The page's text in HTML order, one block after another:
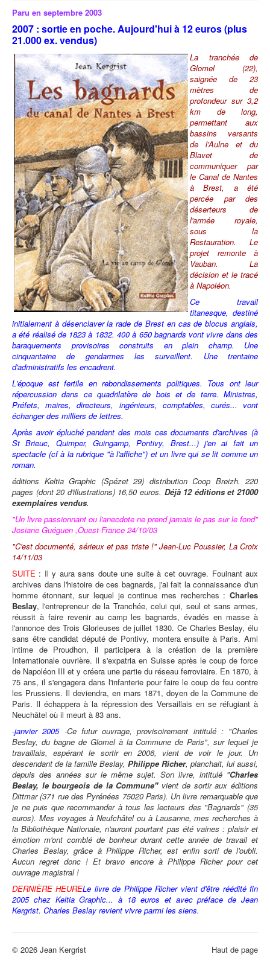
Paru en septembre 2003
2007 : sortie en poche. Aujourd'hui à 12 euros (plus
21.000 ex. vendus)
La tranchée de
Glomel (22),
saignée de 23
mètres de
profondeur sur 3,2
km de long,
permettant aux
bassins versants
de l'Aulne et du
Blavet de
communiquer par
le Canal de Nantes
à Brest, a été
percée par des
déserteurs de
l'armée royale,
sous la
Restauration. Le
projet remonte à
Vauban. La
décision et le tracé
à Napoléon.
Ce travail
titanesque, destiné
initialement à désenclaver la rade de Brest en cas de blocus anglais,
a été réalisé de 1823 à 1832. 400 à 650 bagnards vont vivre dans des
baraquements provisoires construits en plein champ. Une
cinquantaine de gendarmes les surveillent. Une trentaine
d'administratifs les encadrent.
L'époque est fertile en rebondissements politiques. Tous ont leur
répercussion dans ce quadrilatère de bois et de terre. Ministres,
Préfets, maires, directeurs, ingénieurs, comptables, curés... vont
échanger des milliers de lettres.
Après avoir épluché pendant des mois ces documents d'archives (à
St Brieuc, Quimper, Guingamp, Pontivy, Brest...) j'en ai fait un
spectacle (cf à la rubrique "à l'affiche") et un livre qui se lit comme un
roman.
éditions Keltia Graphic (Spézet 29) distribution Coop Breizh. 220
pages (dont 20 d'illustrations) 16,50 euros. Déjà 12 éditions et 21000
exemplaires vendus.
"Un livre passionnant ou l'anecdote ne prend jamais le pas sur le fond"
Josiane Guéguen ,Ouest-France 24/10/03
"C'est documenté, sérieux et pas triste !" Jean-Luc Poussier, La Croix
14/11/03
SUITE : Il y aura sans doute une suite à cet ouvrage. Fouinant aux
archives dans l'histoire de ces bagnards, j'ai fait la connaissance d'un
homme étonnant, sur lequel je continue mes recherches : Charles
Beslay, l'entrepreneur de la Tranchée, celui qui, seul et sans armes,
réussit à faire revenir au camp les bagnards, évadés en masse à
l'annonce des Trois Glorieuses de juillet 1830. Ce Charles Beslay, élu
sans être candidat député de Pontivy, montera ensuite à Paris. Ami
intime de Proudhon, il participera à la création de la première
Internationale ouvrière. Il s'expatria en Suisse après le coup de force
de Napoléon III et y créera une partie du réseau ferroviaire. En 1870, à
75 ans, il s'engagera dans l'infanterie pour faire le coup de feu contre
les Prussiens. Il deviendra, en mars 1871, doyen de la Commune de
Paris. Il échappera à la répression des Versaillais en se réfugiant à
Neuchâtel où il meurt à 83 ans.
-janvier 2005-Ce futur ouvrage, provisoirement intitulé : "Charles
Beslay, du bagne de Glomel à la Commune de Paris", sur lequel je
travaillais, espérant le sortir en 2006, vient de voir le jour. Un
descendant de la famille Beslay, Philippe Richer, planchait, lui aussi,
depuis des années sur le même sujet. Son livre, intitulé "Charles
Beslay, le bourgeois de la Commune"vient de sortir aux éditions
Dittmar (371 rue des Pyrénées 75020 Paris). Un livre remarquable que
je ne puis que recommander à tous les lecteurs des "Bagnards" (35
euros). Mes voyages à Neufchâtel ou à Lausanne, mes recherches à
la Bibliothèque Nationale, n'auront pourtant pas été vaines : plaisir et
émotion m'ont comblé de bonheur durant cette année de travail et
Charles Beslay, grâce à Philippe Richer, est enfin sorti de l'oubli.
Aucun regret donc ! Et bravo encore à Philippe Richer pour cet
ouvrage magistral !
DERNIÈRE HEURELe livre de Philippe Richer vient d'être réédité fin
2005 chez Keltia Graphic... à 18 euros et avec préface de Jean
Kergrist. Charles Beslay revient vivre parmi les siens.
Haut de page
© 2026 Jean Kergrist